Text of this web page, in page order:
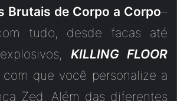
Brutais de Corpo a Corpo–
tudo, desde facas até
KILLING FLOOR
com que você personalize a
Zed. Além das diferentes